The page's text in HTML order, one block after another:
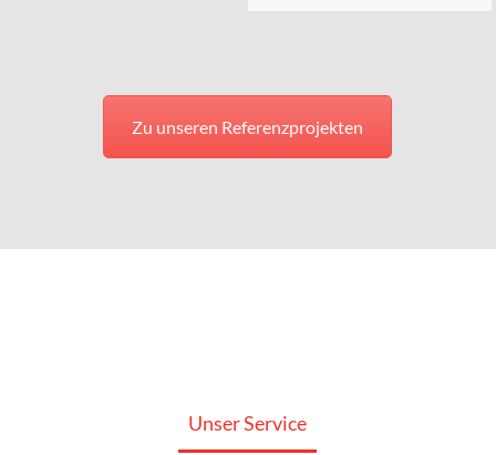
Zu unseren Referenzprojekten
Unser Service